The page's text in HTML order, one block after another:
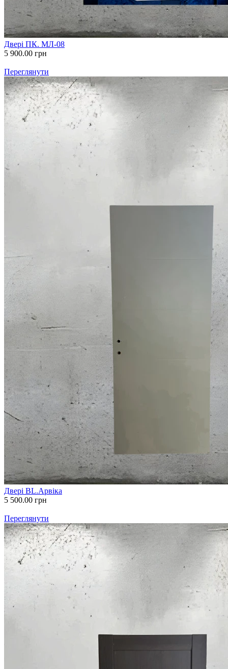
Двері ПК. МЛ-08
5 900.00 грн
Переглянути
Двері BL.Арвіка
5 500.00 грн
Переглянути